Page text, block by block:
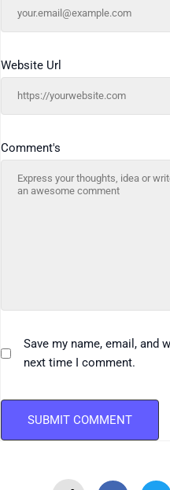
Comment's
Website Url
Save my name, email, and
next time I comment.